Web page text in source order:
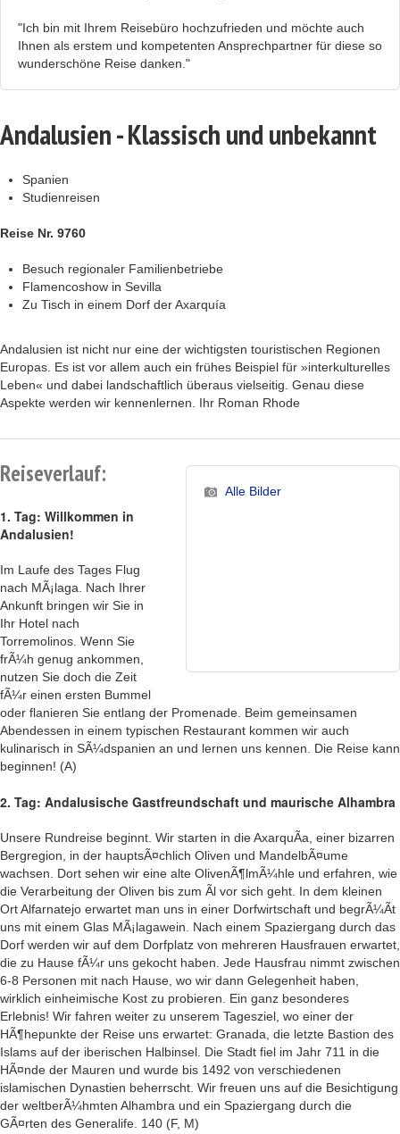
"Ich bin mit Ihrem Reisebüro hochzufrieden und möchte auch
Ihnen als erstem und kompetenten Ansprechpartner für diese so
wunderschöne Reise danken."
Andalusien - Klassisch und unbekannt
Spanien
Studienreisen
Reise Nr. 9760
Besuch regionaler Familienbetriebe
Flamencoshow in Sevilla
Zu Tisch in einem Dorf der Axarquía
Andalusien ist nicht nur eine der wichtigsten touristischen Regionen
Europas. Es ist vor allem auch ein frühes Beispiel für »interkulturelles
Leben« und dabei landschaftlich überaus vielseitig. Genau diese
Aspekte werden wir kennenlernen. Ihr Roman Rhode
Alle Bilder
Reiseverlauf:
1. Tag: Willkommen in
Andalusien!
Im Laufe des Tages Flug
nach MÃ¡laga. Nach Ihrer
Ankunft bringen wir Sie in
Ihr Hotel nach
Torremolinos. Wenn Sie
frÃ¼h genug ankommen,
nutzen Sie doch die Zeit
fÃ¼r einen ersten Bummel
oder flanieren Sie entlang der Promenade. Beim gemeinsamen
Abendessen in einem typischen Restaurant kommen wir auch
kulinarisch in SÃ¼dspanien an und lernen uns kennen. Die Reise kann
beginnen! (A)
2. Tag: Andalusische Gastfreundschaft und maurische Alhambra
Unsere Rundreise beginnt. Wir starten in die AxarquÃ­a, einer bizarren
Bergregion, in der hauptsÃ¤chlich Oliven und MandelbÃ¤ume
wachsen. Dort sehen wir eine alte OlivenÃ¶lmÃ¼hle und erfahren, wie
die Verarbeitung der Oliven bis zum Ãl vor sich geht. In dem kleinen
Ort Alfarnatejo erwartet man uns in einer Dorfwirtschaft und begrÃ¼Ãt
uns mit einem Glas MÃ¡lagawein. Nach einem Spaziergang durch das
Dorf werden wir auf dem Dorfplatz von mehreren Hausfrauen erwartet,
die zu Hause fÃ¼r uns gekocht haben. Jede Hausfrau nimmt zwischen
6-8 Personen mit nach Hause, wo wir dann Gelegenheit haben,
wirklich einheimische Kost zu probieren. Ein ganz besonderes
Erlebnis! Wir fahren weiter zu unserem Tagesziel, wo einer der
HÃ¶hepunkte der Reise uns erwartet: Granada, die letzte Bastion des
Islams auf der iberischen Halbinsel. Die Stadt fiel im Jahr 711 in die
HÃ¤nde der Mauren und wurde bis 1492 von verschiedenen
islamischen Dynastien beherrscht. Wir freuen uns auf die Besichtigung
der weltberÃ¼hmten Alhambra und ein Spaziergang durch die
GÃ¤rten des Generalife. 140 (F, M)